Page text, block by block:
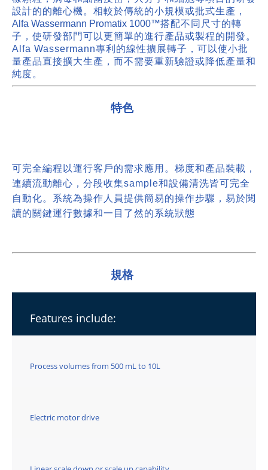
設計的的離心機。相較於傳統的小規模或批式生產，
Alfa Wassermann Promatix 1000™搭配不同尺寸的轉
子，使研發部門可以更簡單的進行產品或製程的開發。
Alfa Wassermann專利的線性擴展轉子，可以使小批
量產品直接擴大生產，而不需要重新驗證或降低產量和
純度。
特色
可完全編程以運行客戶的需求應用。梯度和產品裝載，
連續流動離心，分段收集sample和設備清洗皆可完全
自動化。系統為操作人員提供簡易的操作步驟，易於閱
讀的關鍵運行數據和一目了然的系統狀態
規格
Features include:
Process volumes from 500 mL to 10L
Electric motor drive